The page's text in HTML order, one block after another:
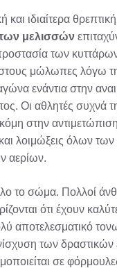
και ιδιαίτερα
μελισσών
των
στους μώλωπες λόγω
ενάντια στην
Οι αθλητές συχνά
στην
λοιμώξεις όλων
αερίων.
το σώμα. Πολλοί
ότι έχουν
αποτελεσματικό
των
σε